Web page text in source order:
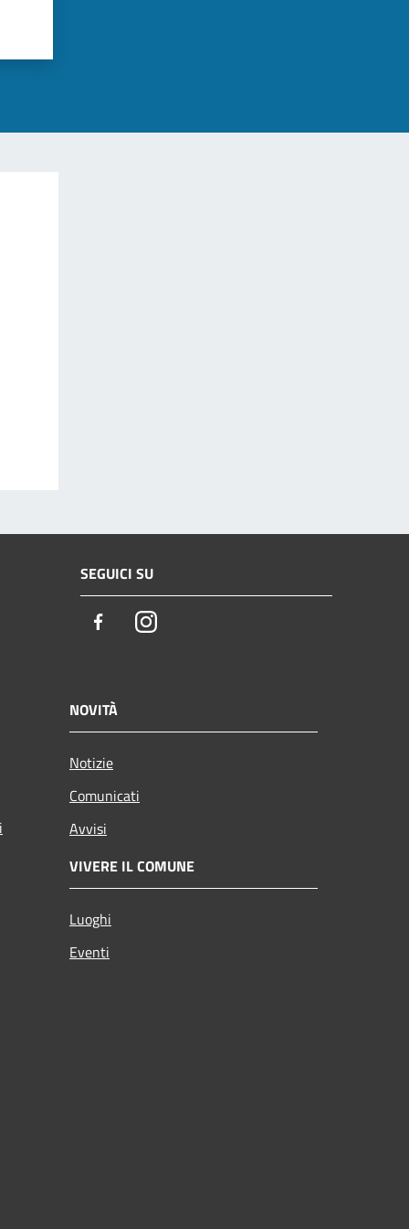
SEGUICI SU
FacebookInstagram
NOVITÀ
Notizie
Comunicati
Avvisi
VIVERE IL COMUNE
Luoghi
Eventi